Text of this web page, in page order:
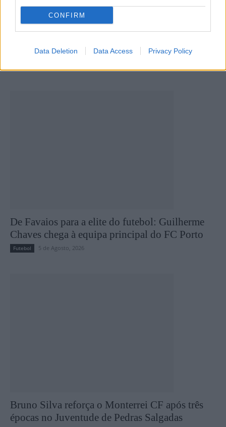
CONFIRM
Data Deletion Data Access Privacy Policy
solidário em Valpaços
De Favaios para a elite do futebol: Guilherme
Chaves chega à equipa principal do FC Porto
Futebol 5 de Agosto, 2026
Bruno Silva reforça o Monterrei CF após três
épocas no Juventude de Pedras Salgadas